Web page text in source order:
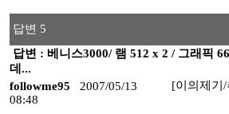
답변 5
답변 : 베니스3000/ 램 512 x 2 / 그래픽
데...
followme95
2007/05/13
08:48
[이의제기